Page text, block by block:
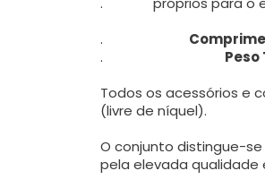
.
.
Peso
Todos os acessórios e
(livre de níquel).
O conjunto distingue-
pela elevada qualidade